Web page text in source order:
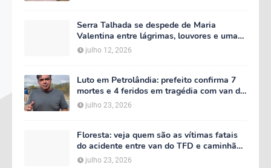
Serra Talhada se despede de Maria
Valentina entre lágrimas, louvores e uma
multidão que caminhou ao lado da família
julho 12, 2026
Luto em Petrolândia: prefeito confirma 7
mortes e 4 feridos em tragédia com van do
TFD e decreta três dias de luto oficial
julho 23, 2026
Floresta: veja quem são as vítimas fatais
do acidente entre van do TFD e caminhão
na PE-360
julho 23, 2026